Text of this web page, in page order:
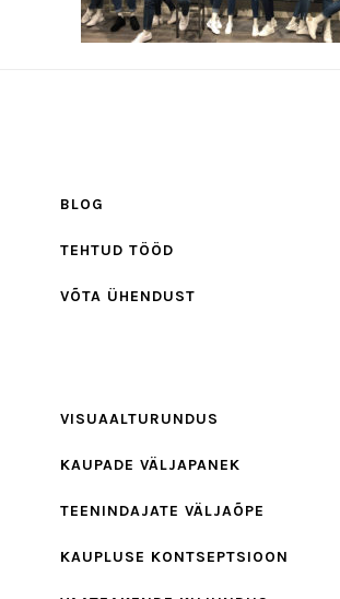
BLOG
TEHTUD TÖÖD
VÕTA ÜHENDUST
VISUAALTURUNDUS
KAUPADE VÄLJAPANEK
TEENINDAJATE VÄLJAÕPE
KAUPLUSE KONTSEPTSIOON